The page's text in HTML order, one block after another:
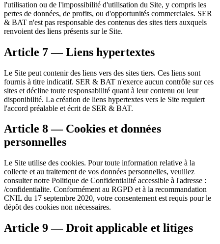
l'utilisation ou de l'impossibilité d'utilisation du Site, y compris les
pertes de données, de profits, ou d'opportunités commerciales. SER
& BAT n'est pas responsable des contenus des sites tiers auxquels
renvoient des liens présents sur le Site.
Article 7 — Liens hypertextes
Le Site peut contenir des liens vers des sites tiers. Ces liens sont
fournis à titre indicatif. SER & BAT n'exerce aucun contrôle sur ces
sites et décline toute responsabilité quant à leur contenu ou leur
disponibilité. La création de liens hypertextes vers le Site requiert
l'accord préalable et écrit de SER & BAT.
Article 8 — Cookies et données
personnelles
Le Site utilise des cookies. Pour toute information relative à la
collecte et au traitement de vos données personnelles, veuillez
consulter notre Politique de Confidentialité accessible à l'adresse :
/confidentialite. Conformément au RGPD et à la recommandation
CNIL du 17 septembre 2020, votre consentement est requis pour le
dépôt des cookies non nécessaires.
Article 9 — Droit applicable et litiges